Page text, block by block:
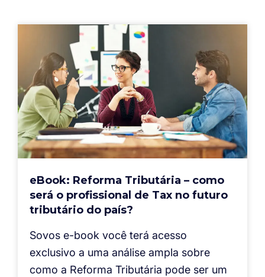
eBook: Reforma Tributária – como
será o profissional de Tax no futuro
tributário do país?
Sovos e-book você terá acesso
exclusivo a uma análise ampla sobre
como a Reforma Tributária pode ser um